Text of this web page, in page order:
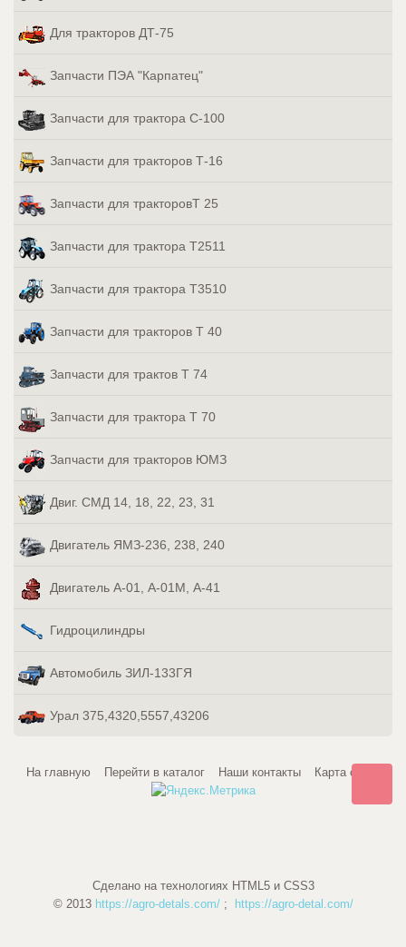
Для тракторов ДТ-75
Запчасти ПЭА "Карпатец"
Запчасти для трактора С-100
Запчасти для тракторов Т-16
Запчасти для тракторовТ 25
Запчасти для трактора Т2511
Запчасти для трактора Т3510
Запчасти для тракторов Т 40
Запчасти для трактов Т 74
Запчасти для трактора Т 70
Запчасти для тракторов ЮМЗ
Двиг. СМД 14, 18, 22, 23, 31
Двигатель ЯМЗ-236, 238, 240
Двигатель А-01, А-01М, А-41
Гидроцилиндры
Автомобиль ЗИЛ-133ГЯ
Урал 375,4320,5557,43206
На главную Перейти в каталог Наши контакты Карта сайта
Сделано на технологиях HTML5 и CSS3
© 2013 https://agro-detals.com/; https://agro-detal.com/